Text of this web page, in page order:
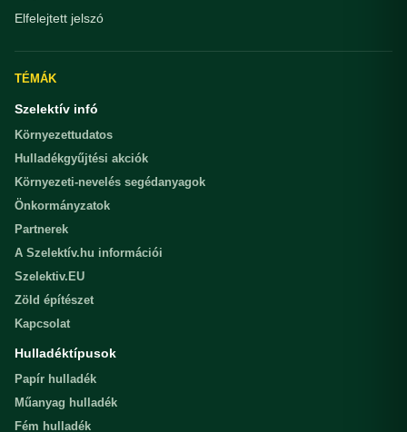
Elfelejtett jelszó
TÉMÁK
Szelektív infó
Környezettudatos
Hulladékgyűjtési akciók
Környezeti-nevelés segédanyagok
Önkormányzatok
Partnerek
A Szelektív.hu információi
Szelektiv.EU
Zöld építészet
Kapcsolat
Hulladéktípusok
Papír hulladék
Műanyag hulladék
Fém hulladék